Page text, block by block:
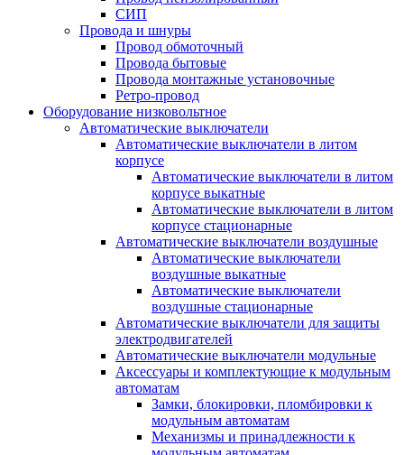
СИП
Провода и шнуры
Провод обмоточный
Провода бытовые
Провода монтажные установочные
Ретро-провод
Оборудование низковольтное
Автоматические выключатели
Автоматические выключатели в литом
корпусе
Автоматические выключатели в литом
корпусе выкатные
Автоматические выключатели в литом
корпусе стационарные
Автоматические выключатели воздушные
Автоматические выключатели
воздушные выкатные
Автоматические выключатели
воздушные стационарные
Автоматические выключатели для защиты
электродвигателей
Автоматические выключатели модульные
Аксессуары и комплектующие к модульным
автоматам
Замки, блокировки, пломбировки к
модульным автоматам
Механизмы и принадлежности к